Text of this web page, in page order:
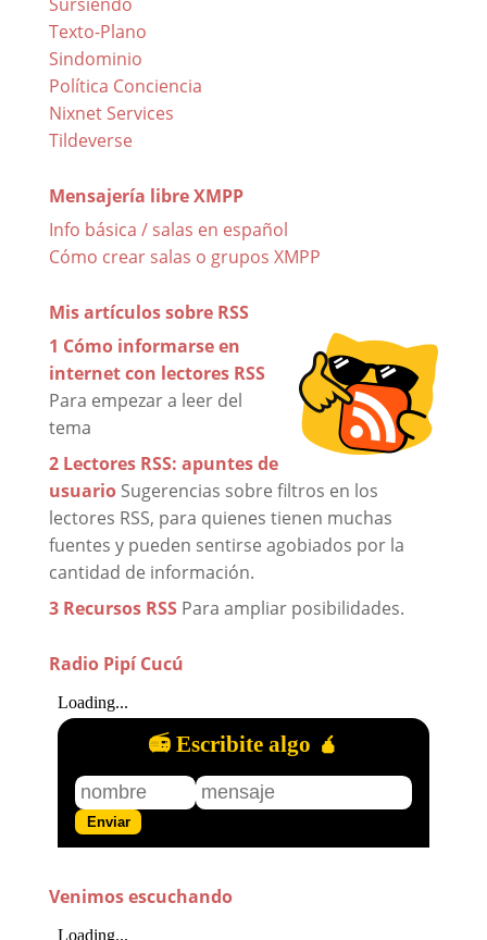
Texto-Plano
Sindominio
Política Conciencia
Nixnet Services
Tildeverse
Mensajería libre XMPP
Info básica / salas en español
Cómo crear salas o grupos XMPP
Mis artículos sobre RSS
1 Cómo informarse en
internet con lectores RSS
Para empezar a leer del
tema
2 Lectores RSS: apuntes de
usuarioSugerencias sobre filtros en los
lectores RSS, para quienes tienen muchas
fuentes y pueden sentirse agobiados por la
cantidad de información.
3 Recursos RSSPara ampliar posibilidades.
Radio Pipí Cucú
Venimos escuchando